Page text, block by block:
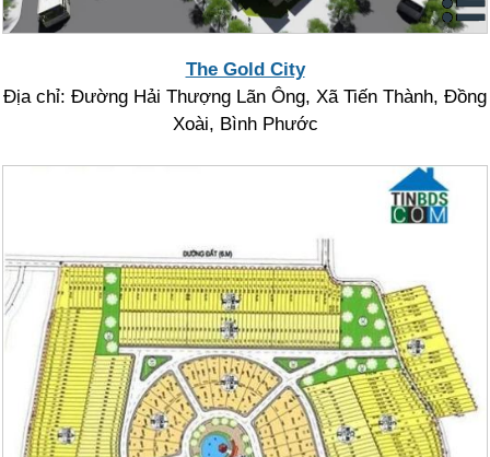
The Gold City
Địa chỉ: Đường Hải Thượng Lãn Ông, Xã Tiến Thành, Đồng
Xoài, Bình Phước